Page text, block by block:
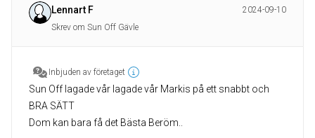
Lennart F
2024-09-10
Skrev om Sun Off Gävle
Inbjuden av företaget
Sun Off lagade vår lagade vår Markis på ett snabbt och
BRA SÄTT
Dom kan bara få det Bästa Beröm..